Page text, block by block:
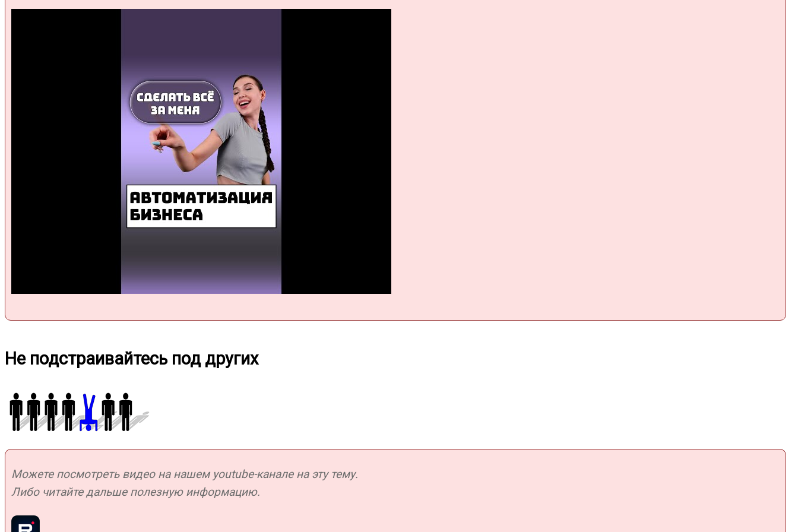
Не подстраивайтесь под других
Можете посмотреть видео на нашем youtube-канале на эту тему.
Либо читайте дальше полезную информацию.